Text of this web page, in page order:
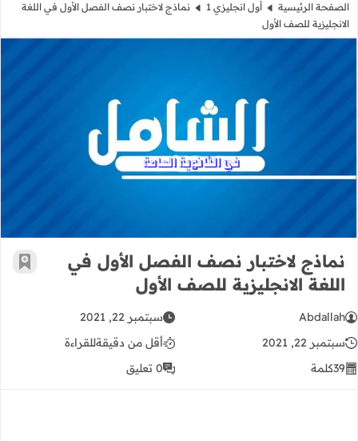
الصفحة الرئيسية أول انجليزي 1
نماذج لاختبار نصف الفصل الأول في اللغة
الانجليزية للصف الأول
نماذج لاختبار نصف الفصل الأول في
نماذج لاختبار نصف الفصل الأول في
اللغة الانجليزية للصف الأول
أضف
Abdallah
سبتمبر 22, 2021
سبتمبر 22, 2021
أقل من دقيقةللقراءة
39كلمة 0 تعليق